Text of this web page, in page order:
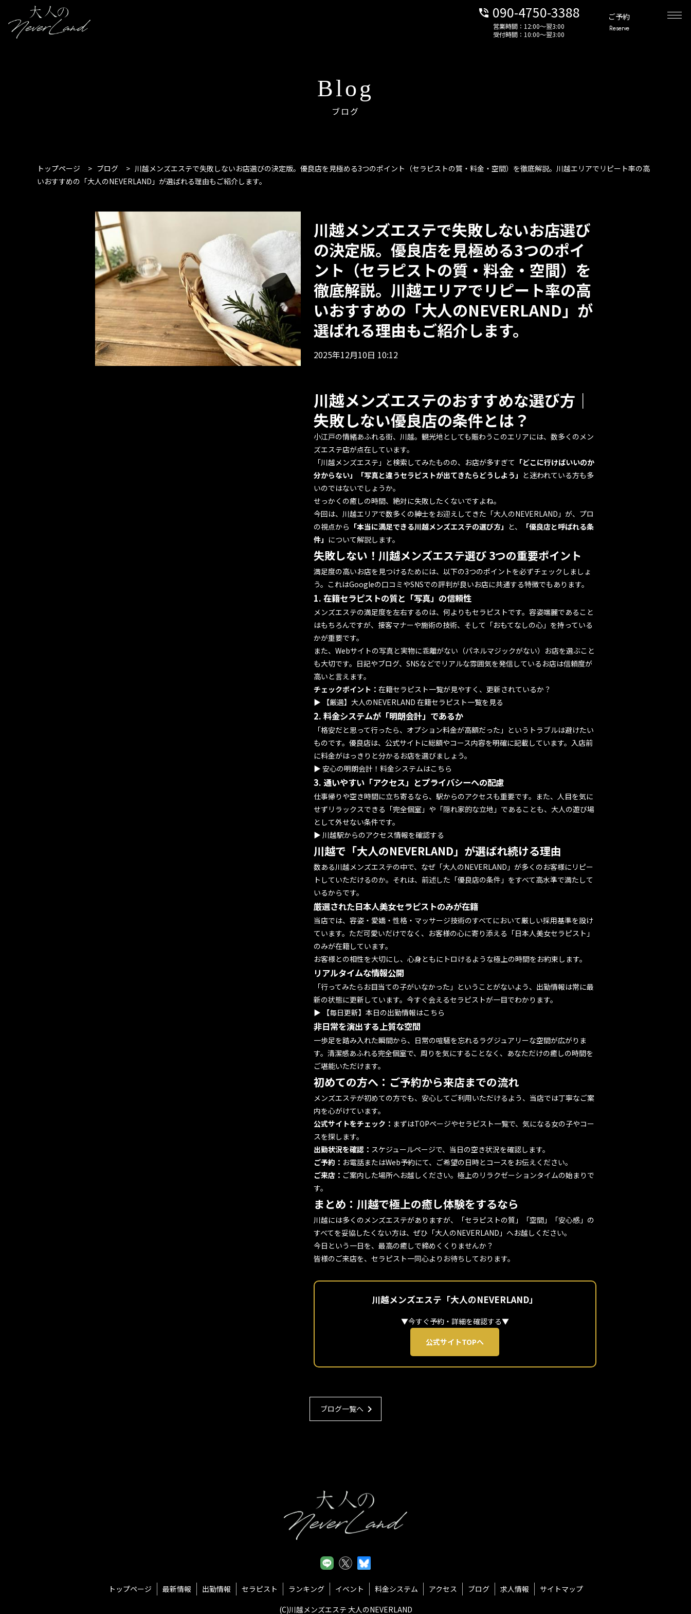
phone_in_talk 090-4750-3388
営業時間：12:00〜翌3:00
受付時間：10:00〜翌3:00
ご予約
Reserve
ブログ
Blog
トップページ > ブログ > 川越メンズエステで失敗しないお店選びの決定版。優良店を見極める3つのポイント（セラピストの質・料金・空間）を徹底解説。川越エリアでリピート率の高
いおすすめの「大人のNEVERLAND」が選ばれる理由もご紹介します。
川越メンズエステで失敗しないお店選び
の決定版。優良店を見極める3つのポイ
ント（セラピストの質・料金・空間）を
徹底解説。川越エリアでリピート率の高
いおすすめの「大人のNEVERLAND」が
選ばれる理由もご紹介します。
2025年12月10日 10:12
川越メンズエステのおすすめな選び方｜
失敗しない優良店の条件とは？
小江戸の情緒あふれる街、川越。観光地としても賑わうこのエリアには、数多くのメン
ズエステ店が点在しています。
「川越メンズエステ」と検索してみたものの、お店が多すぎて 「どこに行けばいいのか
分からない」「写真と違うセラピストが出てきたらどうしよう」 と迷われている方も多
いのではないでしょうか。
せっかくの癒しの時間、絶対に失敗したくないですよね。
今回は、川越エリアで数多くの紳士をお迎えしてきた「大人のNEVERLAND」が、プロ
の視点から 「本当に満足できる川越メンズエステの選び方」 と、
「優良店と呼ばれる条
件」 について解説します。
失敗しない！川越メンズエステ選び 3つの重要ポイント
満足度の高いお店を見つけるためには、以下の3つのポイントを必ずチェックしましょ
う。これはGoogleの口コミやSNSでの評判が良いお店に共通する特徴でもあります。
1. 在籍セラピストの質と「写真」の信頼性
メンズエステの満足度を左右するのは、何よりもセラピストです。容姿端麗であること
はもちろんですが、接客マナーや施術の技術、そして「おもてなしの心」を持っている
かが重要です。
また、Webサイトの写真と実物に乖離がない（パネルマジックがない）お店を選ぶこと
も大切です。日記やブログ、SNSなどでリアルな雰囲気を発信しているお店は信頼度が
高いと言えます。
チェックポイント： 在籍セラピスト一覧が見やすく、更新されているか？
▶
【厳選】大人のNEVERLAND 在籍セラピスト一覧を見る
2. 料金システムが「明朗会計」であるか
「格安だと思って行ったら、オプション料金が高額だった」というトラブルは避けたい
ものです。優良店は、公式サイトに総額やコース内容を明確に記載しています。入店前
に料金がはっきりと分かるお店を選びましょう。
▶ 安心の明朗会計！料金システムはこちら
3. 通いやすい「アクセス」とプライバシーへの配慮
仕事帰りや空き時間に立ち寄るなら、駅からのアクセスも重要です。また、人目を気に
せずリラックスできる「完全個室」や「隠れ家的な立地」であることも、大人の遊び場
として外せない条件です。
▶ 川越駅からのアクセス情報を確認する
川越で「大人のNEVERLAND」が選ばれ続ける理由
数ある川越メンズエステの中で、なぜ「大人のNEVERLAND」が多くのお客様にリピー
トしていただけるのか。それは、前述した「優良店の条件」をすべて高水準で満たして
いるからです。
厳選された日本人美女セラピストのみが在籍
当店では、容姿・愛嬌・性格・マッサージ技術のすべてにおいて厳しい採用基準を設け
ています。ただ可愛いだけでなく、お客様の心に寄り添える「日本人美女セラピスト」
のみが在籍しています。
お客様との相性を大切にし、心身ともにトロけるような極上の時間をお約束します。
リアルタイムな情報公開
「行ってみたらお目当ての子がいなかった」ということがないよう、出勤情報は常に最
新の状態に更新しています。今すぐ会えるセラピストが一目でわかります。
▶
【毎日更新】本日の出勤情報はこちら
非日常を演出する上質な空間
一歩足を踏み入れた瞬間から、日常の喧騒を忘れるラグジュアリーな空間が広がりま
す。清潔感あふれる完全個室で、周りを気にすることなく、あなただけの癒しの時間を
ご堪能いただけます。
初めての方へ：ご予約から来店までの流れ
メンズエステが初めての方でも、安心してご利用いただけるよう、当店では丁寧なご案
内を心がけています。
公式サイトをチェック： まずはTOPページやセラピスト一覧で、気になる女の子やコー
スを探します。
出勤状況を確認： スケジュールページで、当日の空き状況を確認します。
ご予約： お電話またはWeb予約にて、ご希望の日時とコースをお伝えください。
ご来店： ご案内した場所へお越しください。極上のリラクゼーションタイムの始まりで
す。
まとめ：川越で極上の癒し体験をするなら
川越には多くのメンズエステがありますが、「セラピストの質」「空間」「安心感」の
すべてを妥協したくない方は、ぜひ「大人のNEVERLAND」へお越しください。
今日という一日を、最高の癒しで締めくくりませんか？
皆様のご来店を、セラピスト一同心よりお待ちしております。
川越メンズエステ「大人のNEVERLAND」
▼今すぐ予約・詳細を確認する▼
公式サイトTOPへ
ブログ一覧へ chevron_right
トップページ 最新情報 出勤情報 セラピスト ランキング イベント 料金システム アクセス ブログ 求人情報
サイトマップ
(C)川越メンズエステ 大人のNEVERLAND